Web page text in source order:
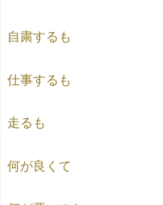
自粛するも
仕事するも
走るも
何が良くて